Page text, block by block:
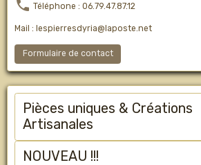
Téléphone : 06.79.47.87.12
Mail : lespierresdyria@laposte.net
Formulaire de contact
Pièces uniques & Créations
Artisanales
NOUVEAU !!!